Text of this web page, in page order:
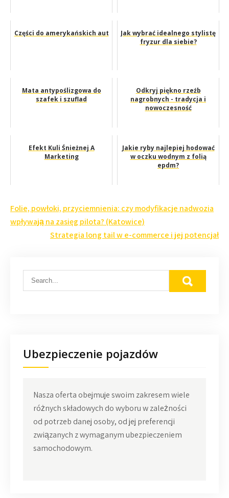
Części do amerykańskich aut
Jak wybrać idealnego stylistę
fryzur dla siebie?
Mata antypoślizgowa do
szafek i szuflad
Odkryj piękno rzeźb
nagrobnych - tradycja i
nowoczesność
Efekt Kuli Śnieżnej A
Marketing
Jakie ryby najlepiej hodować
w oczku wodnym z folią
epdm?
Nawigacja
wpisu
Folie, powłoki, przyciemnienia: czy modyfikacje nadwozia
wpływają na zasięg pilota? (Katowice)
Strategia long tail w e-commerce i jej potencjał
Ubezpieczenie pojazdów
Nasza oferta obejmuje swoim zakresem wiele
różnych składowych do wyboru w zależności
od potrzeb danej osoby, od jej preferencji
związanych z wymaganym ubezpieczeniem
samochodowym.